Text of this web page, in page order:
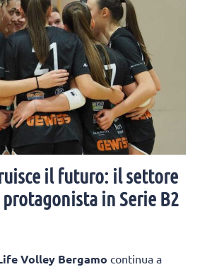
il futuro: il settore
in Serie B2
Volley Bergamo continua a